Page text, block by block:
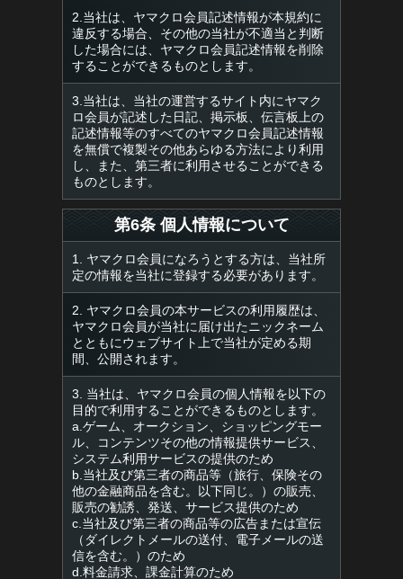
2.当社は、ヤマクロ会員記述情報が本規約に
違反する場合、その他の当社が不適当と判断
した場合には、ヤマクロ会員記述情報を削除
することができるものとします。
3.当社は、当社の運営するサイト内にヤマク
ロ会員が記述した日記、掲示板、伝言板上の
記述情報等のすべてのヤマクロ会員記述情報
を無償で複製その他あらゆる方法により利用
し、また、第三者に利用させることができる
ものとします。
第6条 個人情報について
1. ヤマクロ会員になろうとする方は、当社所
定の情報を当社に登録する必要があります。
2. ヤマクロ会員の本サービスの利用履歴は、
ヤマクロ会員が当社に届け出たニックネーム
とともにウェブサイト上で当社が定める期
間、公開されます。
3. 当社は、ヤマクロ会員の個人情報を以下の
目的で利用することができるものとします。
a.ゲーム、オークション、ショッピングモー
ル、コンテンツその他の情報提供サービス、
システム利用サービスの提供のため
b.当社及び第三者の商品等（旅行、保険その
他の金融商品を含む。以下同じ。）の販売、
販売の勧誘、発送、サービス提供のため
c.当社及び第三者の商品等の広告または宣伝
（ダイレクトメールの送付、電子メールの送
信を含む。）のため
d.料金請求、課金計算のため